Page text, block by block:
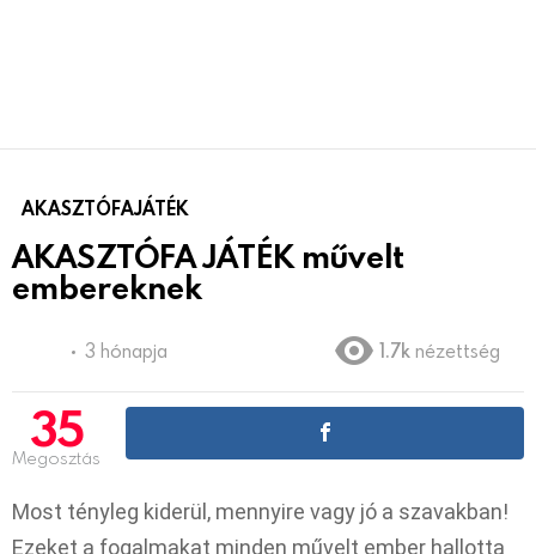
AKASZTÓFAJÁTÉK
AKASZTÓFA JÁTÉK művelt
embereknek
3 hónapja 1.7k nézettség
35
Megosztás
Most tényleg kiderül, mennyire vagy jó a szavakban!
Ezeket a fogalmakat minden művelt ember hallotta